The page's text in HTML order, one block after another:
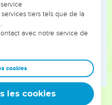
le petit enfant, et sa mère,
qui cherchaient à ôter la
régnait en Judée, à
d'y aller ; et étant
il se retira en Galilée.
tiers tels que de la
avec notre service de
cookies
les cookies